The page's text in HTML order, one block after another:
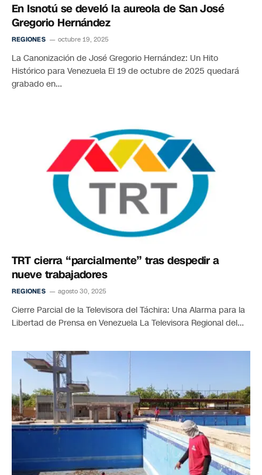
En Isnotú se develó la aureola de San José
Gregorio Hernández
REGIONES octubre 19, 2025
La Canonización de José Gregorio Hernández: Un Hito
Histórico para Venezuela El 19 de octubre de 2025 quedará
grabado en…
TRT cierra “parcialmente” tras despedir a
nueve trabajadores
REGIONES agosto 30, 2025
Cierre Parcial de la Televisora del Táchira: Una Alarma para la
Libertad de Prensa en Venezuela La Televisora Regional del…